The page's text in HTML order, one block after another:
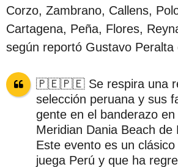
Corzo, Zambrano, Callens,
Cartagena, Peña, Flores,
según reportó Gustavo Peralta
🇵🇪🇵🇪 Se respira una
selección peruana y sus
gente en el banderazo
Meridian Dania Beach de
Este evento es un
juega Perú y que ha